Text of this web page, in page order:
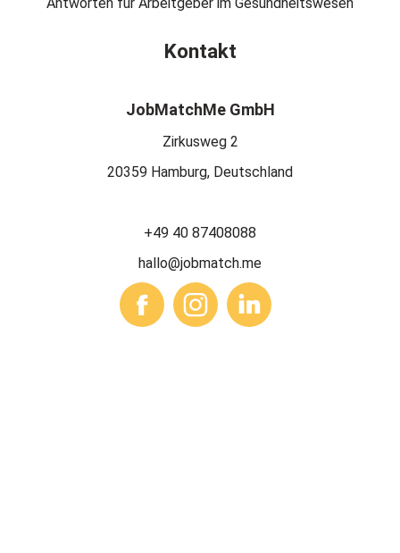
Antworten für Arbeitgeber im Gesundheitswesen
Kontakt
JobMatchMe GmbH
Zirkusweg 2
20359 Hamburg, Deutschland
+49 40 87408088
hallo@jobmatch.me